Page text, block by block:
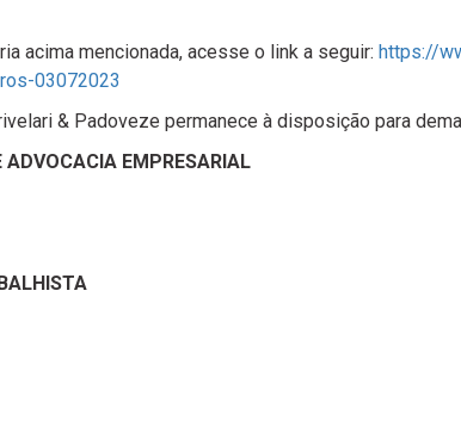
acima mencionada, acesse o link a seguir: https://
03072023
& Padoveze permanece à disposição para
ADVOCACIA EMPRESARIAL